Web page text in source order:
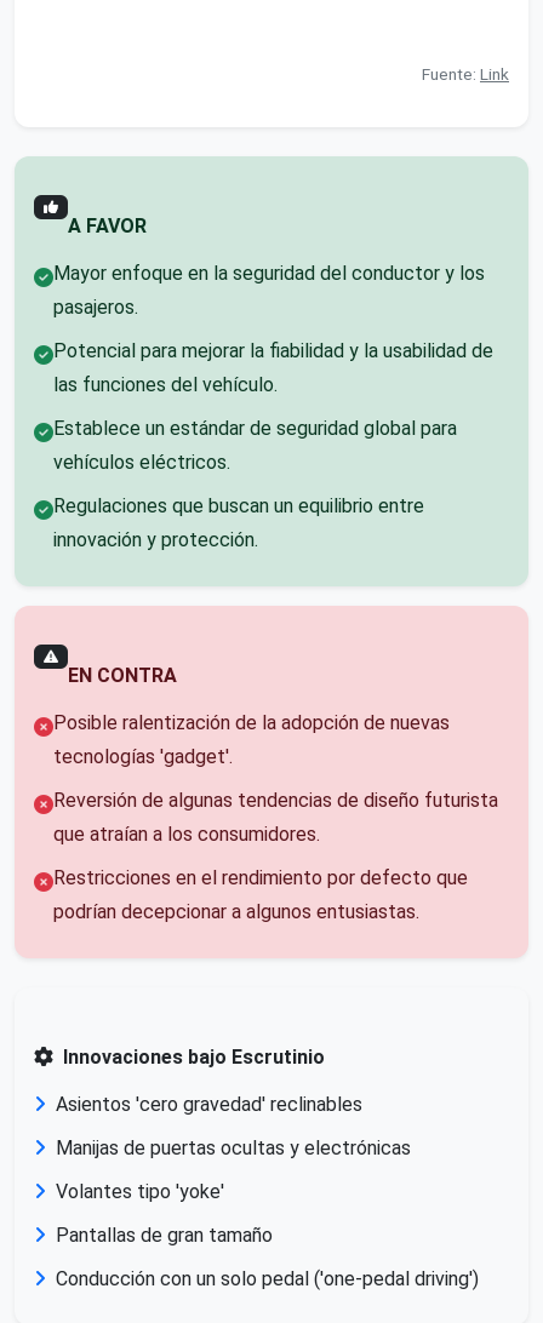
Fuente: Link
A FAVOR
Mayor enfoque en la seguridad del conductor y los
pasajeros.
Potencial para mejorar la fiabilidad y la usabilidad de
las funciones del vehículo.
Establece un estándar de seguridad global para
vehículos eléctricos.
Regulaciones que buscan un equilibrio entre
innovación y protección.
EN CONTRA
Posible ralentización de la adopción de nuevas
tecnologías 'gadget'.
Reversión de algunas tendencias de diseño futurista
que atraían a los consumidores.
Restricciones en el rendimiento por defecto que
podrían decepcionar a algunos entusiastas.
Innovaciones bajo Escrutinio
Asientos 'cero gravedad' reclinables
Manijas de puertas ocultas y electrónicas
Volantes tipo 'yoke'
Pantallas de gran tamaño
Conducción con un solo pedal ('one-pedal driving')